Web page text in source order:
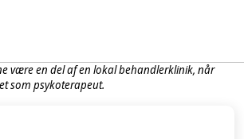
være en del af en lokal behandlerklinik, når
som psykoterapeut.